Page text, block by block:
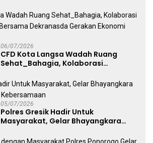
Free Day Makassar
06/07/2026
CFD Kota Langsa Wadah Ruang
Sehat_Bahagia, Kolaborasi
Dekranasda Gerakan Ekonomi Lokal
05/07/2026
Polres Gresik Hadir Untuk
Masyarakat, Gelar Bhayangkara